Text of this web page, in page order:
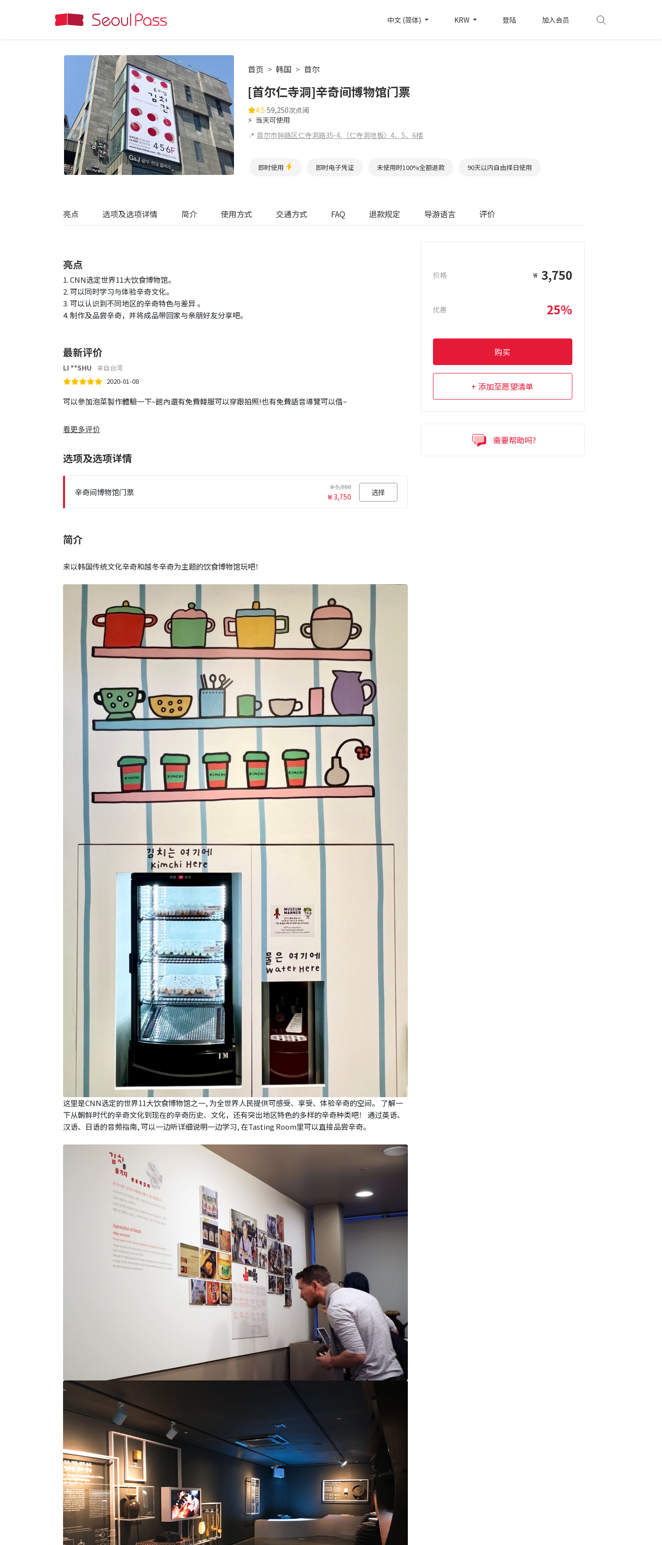
中文 (简体) KRW 登陆 加入会员
首页 韩国 首尔
[首尔仁寺洞]辛奇间博物馆门票
4.5 59,250次点阅
⚡ 当天可使用
📍 首尔市钟路区仁寺洞路35-4,（仁寺洞地板）4、5、6楼
即时使用 即时电子凭证 未使用时100%全额退款 90天以内自由择日使用
亮点 选项及选项详情 简介 使用方式 交通方式 FAQ 退款规定 导游语言 评价
亮点
1. CNN选定世界11大饮食博物馆。
2. 可以同时学习与体验辛奇文化。
3. 可以认识到不同地区的辛奇特色与差异 。
4. 制作及品尝辛奇，并将成品带回家与亲朋好友分享吧。
最新评价
LI **SHU
来自台湾
2020-01-08
可以參加泡菜製作體驗一下~館內還有免費韓服可以穿跟拍照!也有免費語音導覽可以借~
看更多评价
选项及选项详情
辛奇间博物馆门票 ₩ 5,000
₩ 3,750 选择
简介
来以韩国传统文化辛奇和越冬辛奇为主题的饮食博物馆玩吧！
这里是CNN选定的世界11大饮食博物馆之一, 为全世界人民提供可感受、享受、体验辛奇的空间。 了解一
下从朝鲜时代的辛奇文化到现在的辛奇历史、文化，还有突出地区特色的多样的辛奇种类吧！ 通过英语、
汉语、日语的音频指南, 可以一边听详细说明一边学习, 在Tasting Room里可以直接品尝辛奇。
价格 ₩ 3,750
优惠 25%
购买
添加至愿望清单
需要帮助吗?